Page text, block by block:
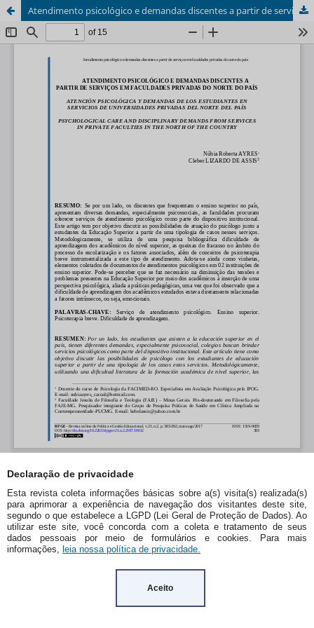
Declaração de privacidade
Esta revista coleta informações básicas sobre a(s) visita(s) realizada(s)
para aprimorar a experiência de navegação dos visitantes deste site,
segundo o que estabelece a LGPD (Lei Geral de Proteção de Dados). Ao
utilizar este site, você concorda com a coleta e tratamento de seus
dados pessoais por meio de formulários e cookies. Para mais
informações, leia nossa política de privacidade.
Aceito
Atendimento psicológico e demandas discentes a partir de serviços em faculdades privadas do norte do país